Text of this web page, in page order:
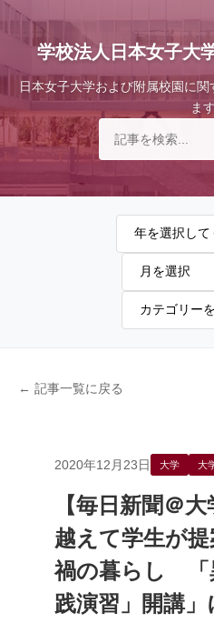
学校法人日本女子大
日本女子大学および附属校園に
ます
← 記事一覧に戻る
2020年12月23日 大学 大
【毎日新聞＠
越えて学生が
禍の暮らし 「
践演習」開講